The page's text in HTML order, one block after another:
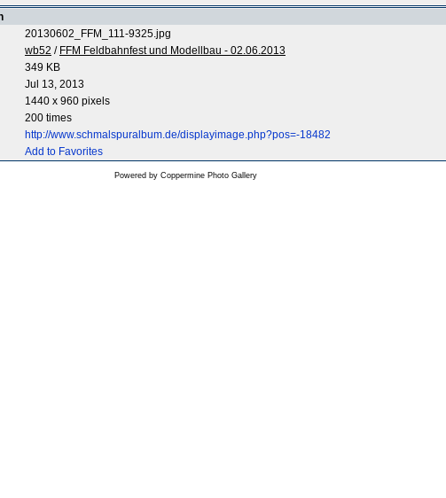
20130602_FFM_111-9325.jpg
wb52 / FFM Feldbahnfest und Modellbau - 02.06.2013
349 KB
Jul 13, 2013
1440 x 960 pixels
200 times
http://www.schmalspuralbum.de/displayimage.php?pos=-18482
Add to Favorites
Powered by Coppermine Photo Gallery